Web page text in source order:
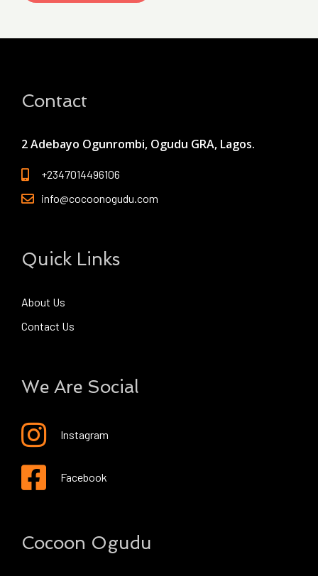
Contact
2 Adebayo Ogunrombi, Ogudu GRA, Lagos.
+2347014496106
info@cocoonogudu.com
Quick Links
About Us
Contact Us
We Are Social
Instagram
Facebook
Cocoon Ogudu